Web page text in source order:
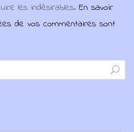
les indésirables. En savoir
de vos commentaires sont